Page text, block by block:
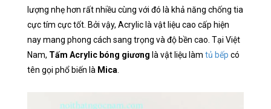
lượng nhẹ hơn rất nhiều cùng với đó là khả năng chống tia
cực tím cực tốt. Bởi vậy, Acrylic là vật liệu cao cấp hiện
nay mang phong cách sang trọng và độ bền cao. Tại Việt
Nam, Tấm Acrylic bóng giương là vật liệu làm tủ bếp có
tên gọi phổ biến là Mica